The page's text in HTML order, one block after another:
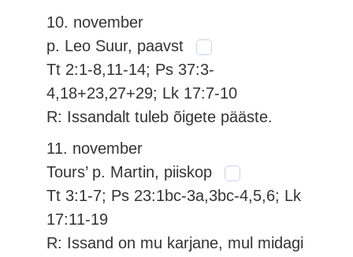
10. november
p. Leo Suur, paavst
Tt 2:1-8,11-14; Ps 37:3-
4,18+23,27+29; Lk 17:7-10
R: Issandalt tuleb õigete pääste.
11. november
Tours’ p. Martin, piiskop
Tt 3:1-7; Ps 23:1bc-3a,3bc-4,5,6; Lk
17:11-19
R: Issand on mu karjane, mul midagi